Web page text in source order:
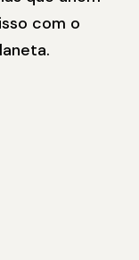
com o